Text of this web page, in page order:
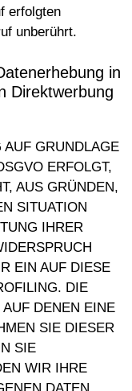
erfolgten
unberührt.
in
Direktwerbung
GRUNDLAGE
ERFOLGT,
AUS GRÜNDEN,
SITUATION
IHRER
EIN AUF DIESE
DIE
DENEN EINE
SIE DIESER
SIE
WIR IHRE
DATEN